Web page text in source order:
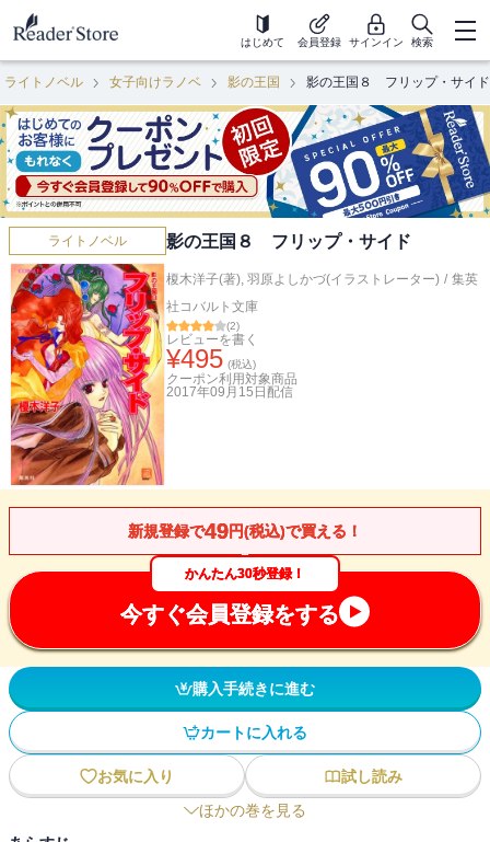
はじめて 会員登録 サインイン 検索
ライトノベル 女子向けラノベ 影の王国 影の王国８ フリップ・サイド
ライトノベル 影の王国８ フリップ・サイド
榎木洋子(著), 羽原よしかづ(イラストレーター) / 集英
社コバルト文庫
(2)
レビューを書く
¥495 (税込)
クーポン利用対象商品
2017年09月15日 配信
新規登録で49円(税込)で買える！
かんたん30秒登録！
今すぐ会員登録をする
購入手続きに進む
カートに入れる
お気に入り
試し読み
ほかの巻を見る